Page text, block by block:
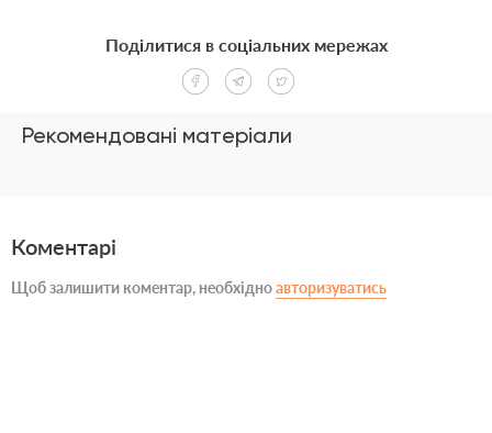
Рекомендовані матеріали
Поділитися в соціальних мережах
Коментарі
Щоб залишити коментар, необхідноавторизуватись